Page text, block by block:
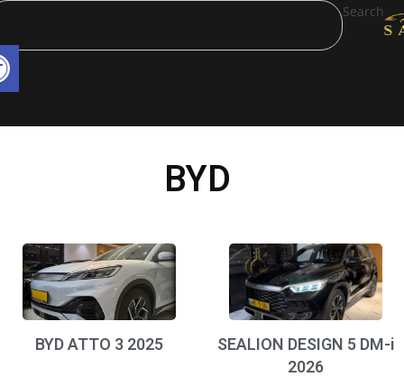
Search
BYD
SEALION DESIGN 5
2026
BYD ATTO 3 2025